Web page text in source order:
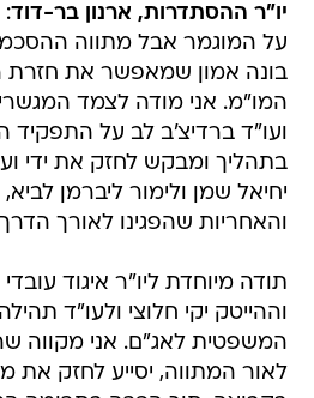
יו"ר ההסתדרות, ארנון בר-דוד:
על המוגמר אבל מתווה
בונה אמון שמאפשר את חזרת
המו"מ. אני מודה לצמד
ועו"ד ברדיצ'ב לב על התפקיד
בתהליך ומבקש לחזק את ידי
יחיאל שמן ולימור ליברמן
והאחריות שהפגינו לאורך
תודה מיוחדת ליו"ר איגוד
וההייטק יקי חלוצי ולעו"ד
המשפטית לאג"ם. אני מקווה
לאור המתווה, יסייע לחזק את